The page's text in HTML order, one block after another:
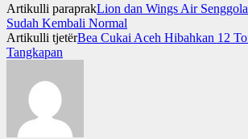
Artikulli paraprakLion dan Wings Air
Sudah Kembali Normal
Artikulli tjetërBea Cukai Aceh Hibahkan 12
Tangkapan